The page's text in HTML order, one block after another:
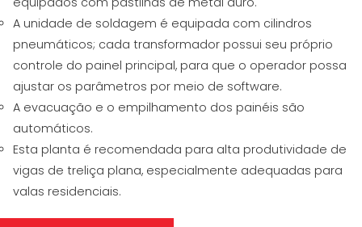
A unidade de soldagem é equipada com cilindros
pneumáticos; cada transformador possui seu próprio
controle do painel principal, para que o operador possa
ajustar os parâmetros por meio de software.
A evacuação e o empilhamento dos painéis são
automáticos.
Esta planta é recomendada para alta produtividade de
vigas de treliça plana, especialmente adequadas para
valas residenciais.